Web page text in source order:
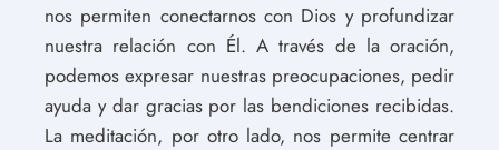
nos permiten conectarnos con Dios y profundizar
nuestra relación con Él. A través de la oración,
podemos expresar nuestras preocupaciones, pedir
ayuda y dar gracias por las bendiciones recibidas.
La meditación, por otro lado, nos permite centrar